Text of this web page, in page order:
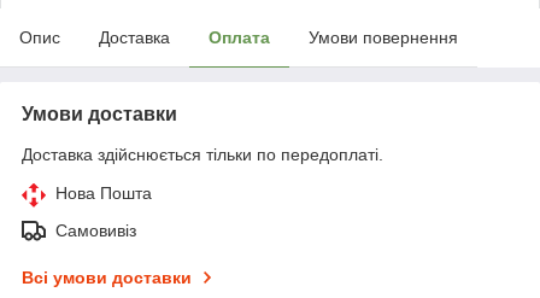
Опис Доставка Оплата Умови повернення
Умови доставки
Доставка здійснюється тільки по передоплаті.
Нова Пошта
Самовивіз
Всі умови доставки